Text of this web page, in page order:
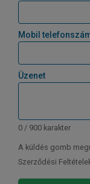
Mobil
Üzenet
0 / 900 karakter
A küldés gomb
Szerződési